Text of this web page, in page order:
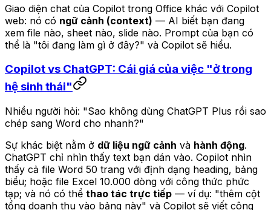
Giao diện chat của Copilot trong Office khác với Copilot
web: nó có ngữ cảnh (context) — AI biết bạn đang
xem file nào, sheet nào, slide nào. Prompt của bạn có
thể là "tôi đang làm gì ở đây?" và Copilot sẽ hiểu.
Copilot vs ChatGPT: Cái giá của việc "ở trong
hệ sinh thái"
Nhiều người hỏi: "Sao không dùng ChatGPT Plus rồi sao
chép sang Word cho nhanh?"
Sự khác biệt nằm ở dữ liệu ngữ cảnh và hành động.
ChatGPT chỉ nhìn thấy text bạn dán vào. Copilot nhìn
thấy cả file Word 50 trang với định dạng heading, bảng
biểu; hoặc file Excel 10.000 dòng với công thức phức
tạp; và nó có thể thao tác trực tiếp — ví dụ: "thêm cột
tổng doanh thu vào bảng này" và Copilot sẽ viết công